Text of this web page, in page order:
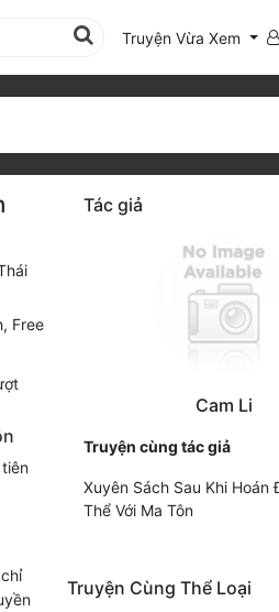
Truyện Vừa Xem
, Free
Tác giả
Cam Li
Truyện cùng tác giả
Xuyên Sách Sau Khi Hoán
Thể Với Ma Tôn
Truyện Cùng Thể Loại